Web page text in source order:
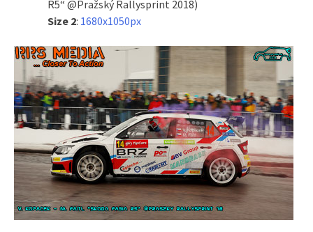
R5“ @Pražský Rallysprint 2018)
Size 2: 1680x1050px